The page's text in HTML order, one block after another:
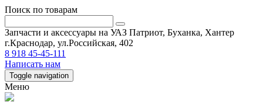
Поиск по товарам
Запчасти и аксессуары на УАЗ Патриот, Буханка, Хантер
г.Краснодар, ул.Российская, 402
8 918 45-45-111
Написать нам
Toggle navigation
Меню